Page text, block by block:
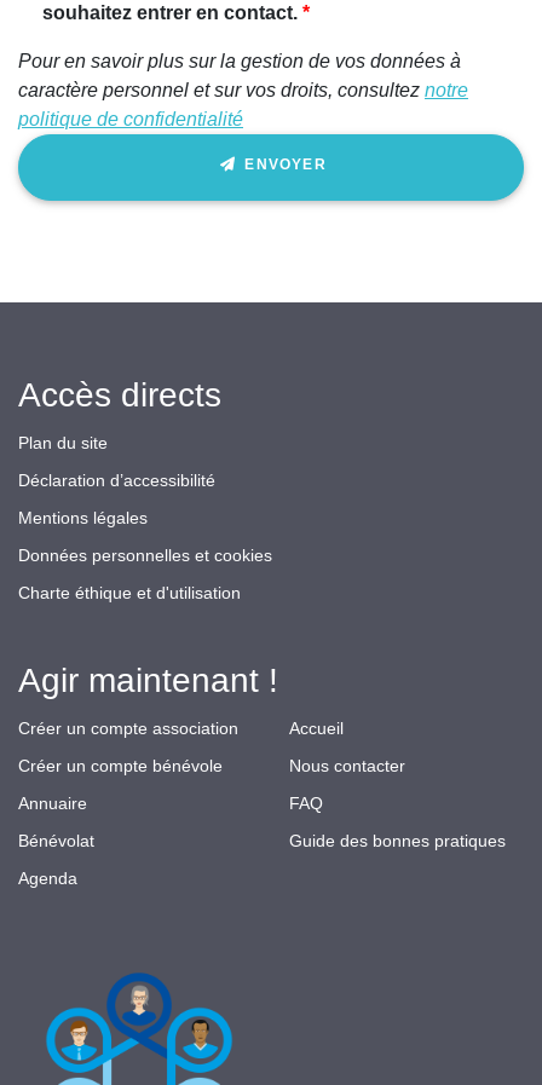
souhaitez entrer en contact.
Pour en savoir plus sur la gestion de vos données à
caractère personnel et sur vos droits, consultez notre
politique de confidentialité
ENVOYER
Accès directs
Plan du site
Déclaration d’accessibilité
Mentions légales
Données personnelles et cookies
Charte éthique et d'utilisation
Agir maintenant !
Créer un compte association
Créer un compte bénévole
Annuaire
Bénévolat
Agenda
Accueil
Nous contacter
FAQ
Guide des bonnes pratiques